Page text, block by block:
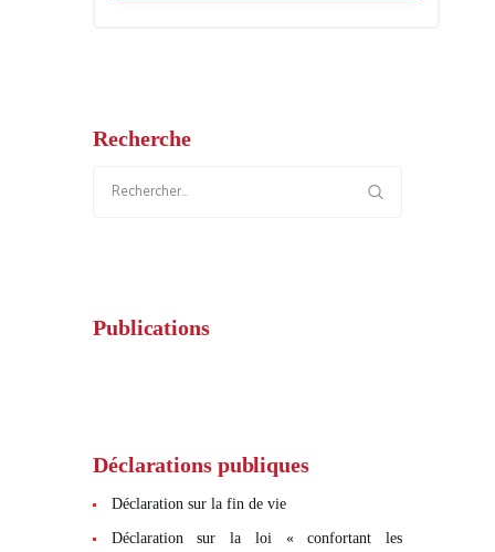
Recherche
Publications
Déclarations publiques
Déclaration sur la fin de vie
Déclaration sur la loi « confortant les